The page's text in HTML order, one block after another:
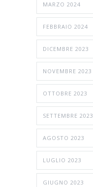
MARZO 2024
FEBBRAIO 2024
DICEMBRE 2023
NOVEMBRE 2023
OTTOBRE 2023
SETTEMBRE 2023
AGOSTO 2023
LUGLIO 2023
GIUGNO 2023